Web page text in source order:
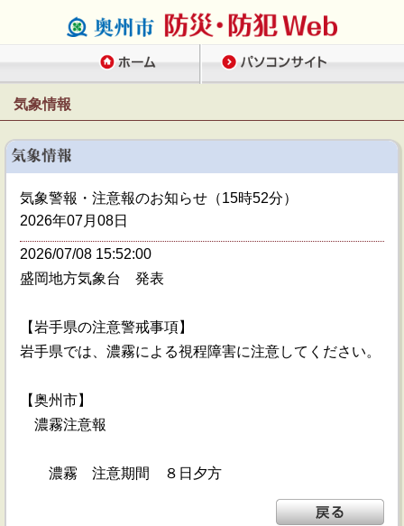
気象情報
気象警報・注意報のお知らせ（15時52分）
2026年07月08日
2026/07/08 15:52:00
盛岡地方気象台 発表
【岩手県の注意警戒事項】
岩手県では、濃霧による視程障害に注意してください。
【奥州市】
濃霧注意報
濃霧 注意期間 ８日夕方